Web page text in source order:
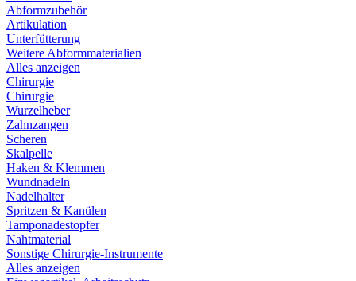
Abformzubehör
Artikulation
Unterfütterung
Weitere Abformmaterialien
Alles anzeigen
Chirurgie
Chirurgie
Wurzelheber
Zahnzangen
Scheren
Skalpelle
Haken & Klemmen
Wundnadeln
Nadelhalter
Spritzen & Kanülen
Tamponadestopfer
Nahtmaterial
Sonstige Chirurgie-Instrumente
Alles anzeigen